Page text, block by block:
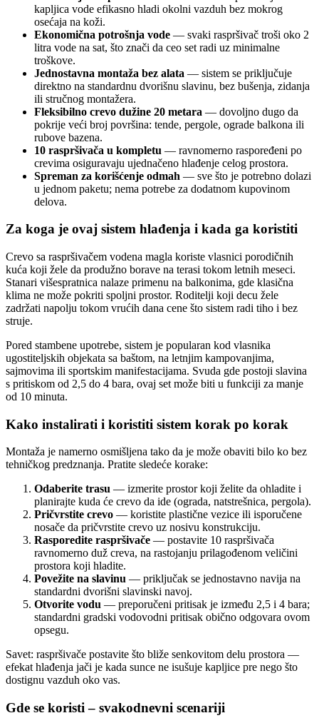
kapljica vode efikasno hladi okolni vazduh bez mokrog
osećaja na koži.
Ekonomična potrošnja vode — svaki raspršivač troši oko 2
litra vode na sat, što znači da ceo set radi uz minimalne
troškove.
Jednostavna montaža bez alata — sistem se priključuje
direktno na standardnu dvorišnu slavinu, bez bušenja, zidanja
ili stručnog montažera.
Fleksibilno crevo dužine 20 metara — dovoljno dugo da
pokrije veći broj površina: tende, pergole, ograde balkona ili
rubove bazena.
10 raspršivača u kompletu — ravnomerno raspoređeni po
crevima osiguravaju ujednačeno hlađenje celog prostora.
Spreman za korišćenje odmah — sve što je potrebno dolazi
u jednom paketu; nema potrebe za dodatnom kupovinom
delova.
Za koga je ovaj sistem hlađenja i kada ga koristiti
Crevo sa raspršivačem vodena magla koriste vlasnici porodičnih
kuća koji žele da produžno borave na terasi tokom letnih meseci.
Stanari višespratnica nalaze primenu na balkonima, gde klasična
klima ne može pokriti spoljni prostor. Roditelji koji decu žele
zadržati napolju tokom vrućih dana cene što sistem radi tiho i bez
struje.
Pored stambene upotrebe, sistem je popularan kod vlasnika
ugostiteljskih objekata sa baštom, na letnjim kampovanjima,
sajmovima ili sportskim manifestacijama. Svuda gde postoji slavina
s pritiskom od 2,5 do 4 bara, ovaj set može biti u funkciji za manje
od 10 minuta.
Kako instalirati i koristiti sistem korak po korak
Montaža je namerno osmišljena tako da je može obaviti bilo ko bez
tehničkog predznanja. Pratite sledeće korake:
Odaberite trasu — izmerite prostor koji želite da ohladite i
planirajte kuda će crevo da ide (ograda, natstrešnica, pergola).
Pričvrstite crevo — koristite plastične vezice ili isporučene
nosače da pričvrstite crevo uz nosivu konstrukciju.
Rasporedite raspršivače — postavite 10 raspršivača
ravnomerno duž creva, na rastojanju prilagođenom veličini
prostora koji hladite.
Povežite na slavinu — priključak se jednostavno navija na
standardni dvorišni slavinski navoj.
Otvorite vodu — preporučeni pritisak je između 2,5 i 4 bara;
standardni gradski vodovodni pritisak obično odgovara ovom
opsegu.
Savet: raspršivače postavite što bliže senkovitom delu prostora —
efekat hlađenja jači je kada sunce ne isušuje kapljice pre nego što
dostignu vazduh oko vas.
Gde se koristi – svakodnevni scenariji